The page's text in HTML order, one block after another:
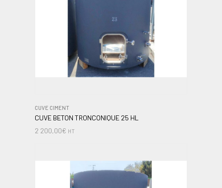
CUVE CIMENT
CUVE BETON TRONCONIQUE 25 HL
2 200,00€ HT